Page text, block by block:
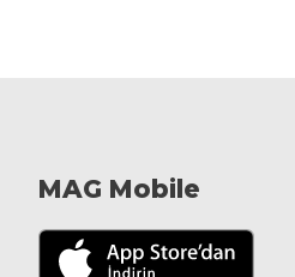
MAG Mobile